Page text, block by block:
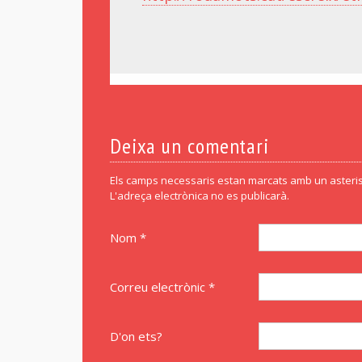
Deixa un comentari
Els camps necessaris estan marcats amb un
L'adreça electrònica no es publicarà.
Nom *
Correu electrònic *
D'on ets?